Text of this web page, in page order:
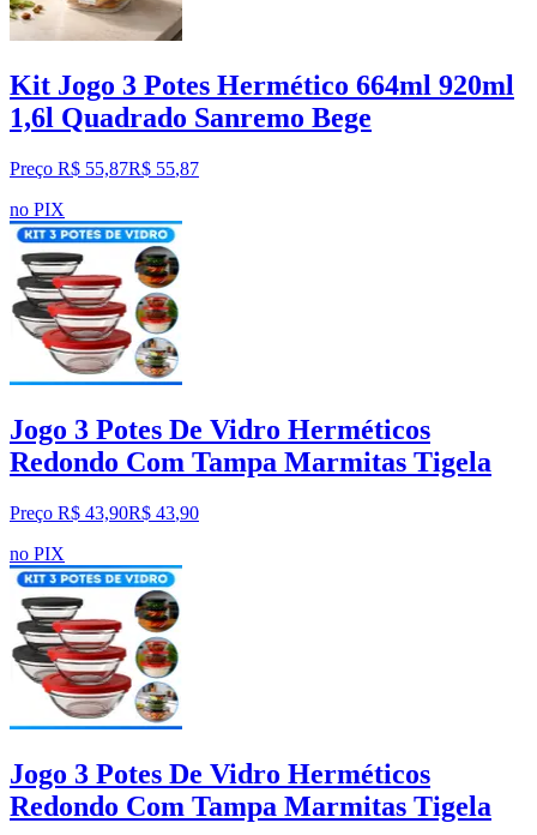
Kit Jogo 3 Potes Hermético 664ml 920ml
1,6l Quadrado Sanremo Bege
Preço R$ 55,87R$ 55,87
no PIX
Jogo 3 Potes De Vidro Herméticos
Redondo Com Tampa Marmitas Tigela
Preço R$ 43,90R$ 43,90
no PIX
Jogo 3 Potes De Vidro Herméticos
Redondo Com Tampa Marmitas Tigela